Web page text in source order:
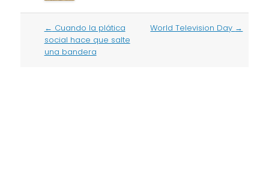
Post
navigation
← Cuando la plática
social hace que salte
una bandera
World Television Day →